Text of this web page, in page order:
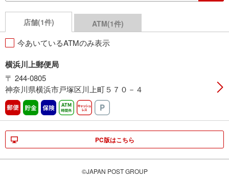
店舗(1件) ATM(1件)
今あいているATMのみ表示
横浜川上郵便局
〒 244-0805
神奈川県横浜市戸塚区川上町５７０－４
郵便 貯金 保険 ATM時間外キャッシュレス
PC版はこちら
©JAPAN POST GROUP